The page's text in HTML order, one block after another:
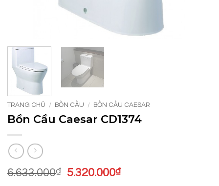
TRANG CHỦ / BỒN CẦU / BỒN CẦU CAESAR
Bồn Cầu Caesar CD1374
6.633.000₫
Giá
5.320.000₫Giá